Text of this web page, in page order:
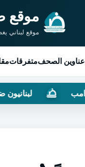
موقع
موقع لبناني
عناوين الصحفمتفرقات
لبنانيون ضدّ التطبيع